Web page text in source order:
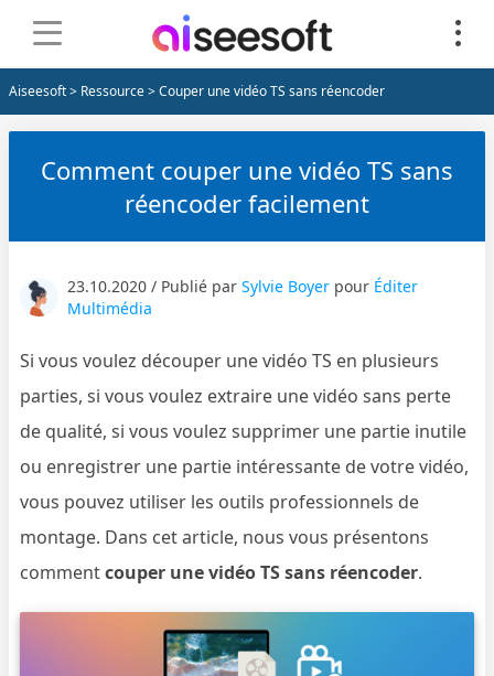
Aiseesoft> Ressource> Couper une vidéo TS sans réencoder
Comment couper une vidéo TS sans
réencoder facilement
23.10.2020 / Publié parSylvie Boyer pour Éditer
Multimédia
Si vous voulez découper une vidéo TS en plusieurs
parties, si vous voulez extraire une vidéo sans perte
de qualité, si vous voulez supprimer une partie inutile
ou enregistrer une partie intéressante de votre vidéo,
vous pouvez utiliser les outils professionnels de
montage. Dans cet article, nous vous présentons
commentcouper une vidéo TS sans réencoder.